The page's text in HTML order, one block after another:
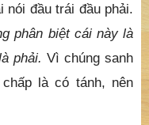
đầu trái đầu phải.
phân biệt cái này là
phải. Vì chúng sanh
là có tánh, nên